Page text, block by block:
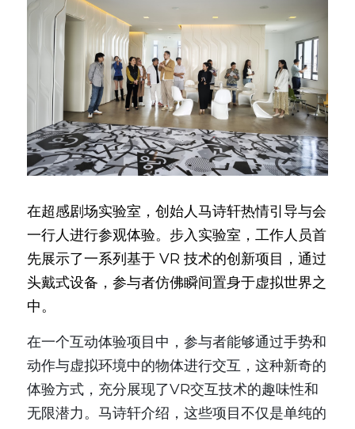
在超感剧场实验室，创始人马诗轩热情引导与会
一行人进行参观体验。步入实验室，工作人员首
先展示了一系列基于 VR 技术的创新项目，通过
头戴式设备，参与者仿佛瞬间置身于虚拟世界之
中。
在一个互动体验项目中，参与者能够通过手势和
动作与虚拟环境中的物体进行交互，这种新奇的
体验方式，充分展现了VR交互技术的趣味性和
无限潜力。马诗轩介绍，这些项目不仅是单纯的